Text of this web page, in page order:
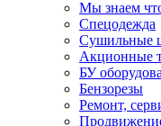
Мы знаем
Спецодежда
Сушильные
Акционные
БУ
Бензорезы
Ремонт,